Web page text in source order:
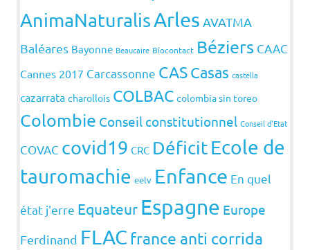
AnimaNaturalisArles AVATMA
Baléares Bayonne Beaucaire Biocontact Béziers CAAC
Cannes 2017 Carcassonne CASCasas castella
cazarrata charollois COLBAC colombia sin toreo
Colombie Conseil constitutionnel Conseil d'Etat
COVAC covid19 CRC DéficitEcole de
tauromachie eelv Enfance En quel
état j'erre Equateur Espagne Europe
Ferdinand FLAC france anti corrida